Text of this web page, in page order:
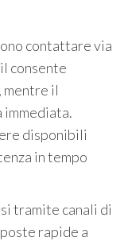
contattare via
consente
il
disponibili
in tempo
tramite canali di
rapide a